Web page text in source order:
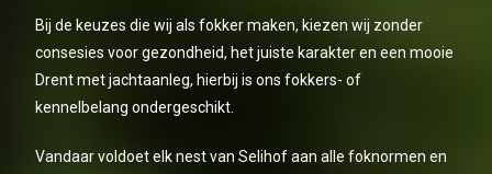
Bij de keuzes die wij als fokker maken, kiezen wij zonder
consesies voor gezondheid, het juiste karakter en een mooie
Drent met jachtaanleg, hierbij is ons fokkers- of
kennelbelang ondergeschikt.
Vandaar voldoet elk nest van Selihof aan alle foknormen en